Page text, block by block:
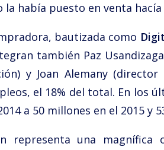
la había puesto en venta hacía
bautizada como
también Paz
y Joan Alemany
el 18% del total. En los
a 50 millones en el 2015 y
representa una